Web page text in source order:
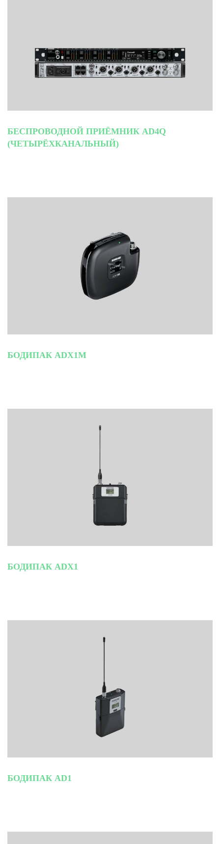
БЕСПРОВОДНОЙ ПРИЁМНИК AD4Q
(ЧЕТЫРЁХКАНАЛЬНЫЙ)
БОДИПАК ADX1M
БОДИПАК ADX1
БОДИПАК AD1